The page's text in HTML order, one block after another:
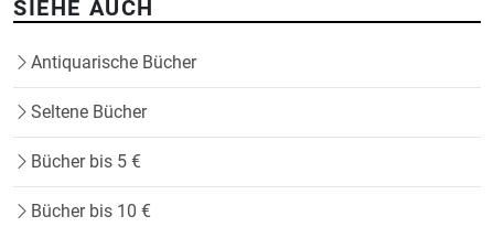
SIEHE AUCH
Antiquarische Bücher
Seltene Bücher
Bücher bis 5 €
Bücher bis 10 €